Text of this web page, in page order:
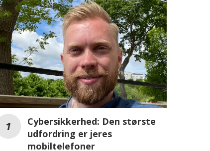
Cybersikkerhed: Den største
udfordring er jeres
mobiltelefoner